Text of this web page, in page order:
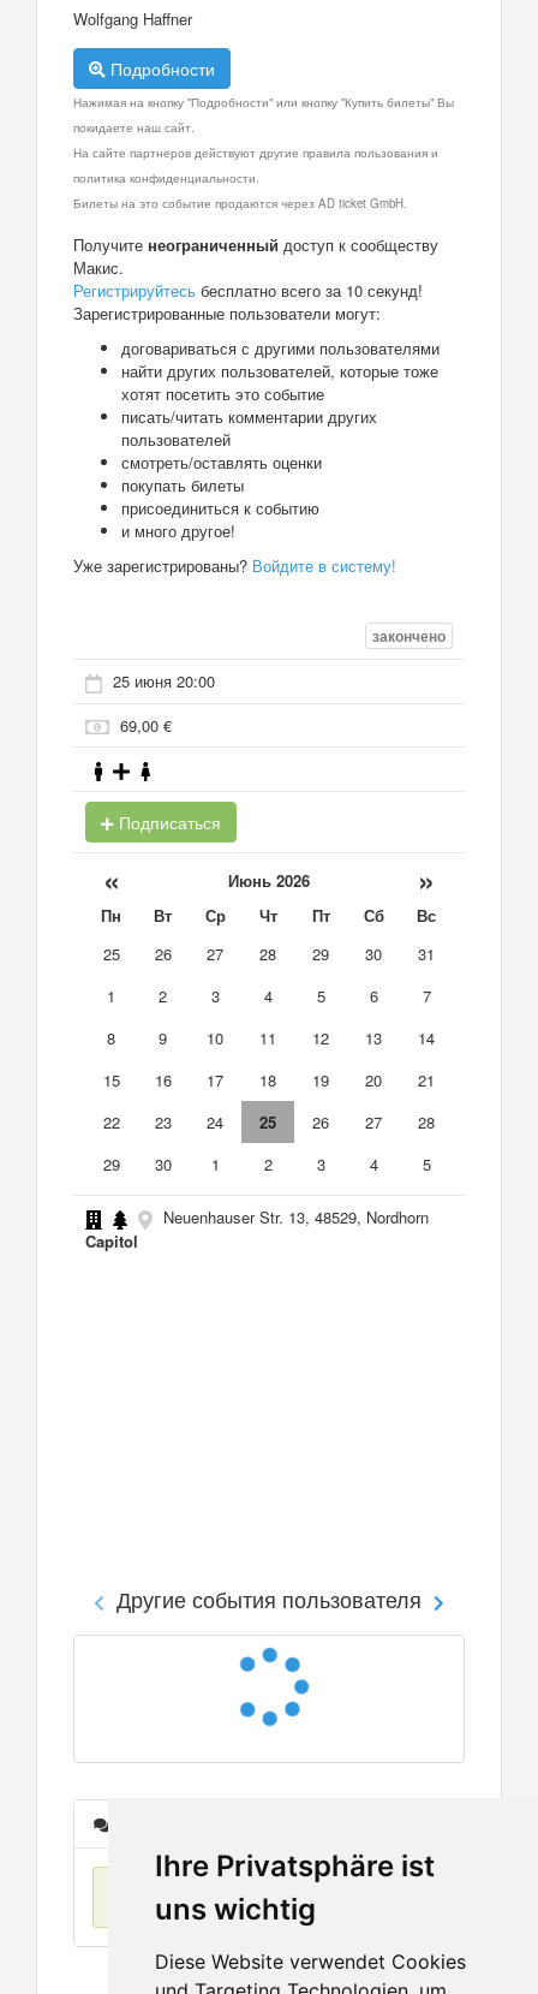
Ihre Privatsphäre ist
uns wichtig
Diese Website verwendet Cookies
Wolfgang Haffner
Подробности
Нажимая на кнопку "Подробности" или кнопку "Купить билеты" Вы
покидаете наш сайт.
На сайте партнеров действуют другие правила пользования и
политика конфиденциальности.
Билеты на это событие продаются через AD ticket GmbH.
Получите неограниченный доступ к сообществу
Макис.
Регистрируйтесь бесплатно всего за 10 секунд!
Зарегистрированные пользователи могут:
договариваться с другими пользователями
найти других пользователей, которые тоже
хотят посетить это событие
писать/читать комментарии других
пользователей
смотреть/оставлять оценки
покупать билеты
присоединиться к событию
и много другое!
Уже зарегистрированы? Войдите в систему!
закончено
25 июня 20:00
69,00 €
Подписаться
« Июнь 2026 »
Пн Вт Ср Чт Пт Сб
Вс
25
26 27 28 29 30
31
1
2 3 4 5 6
7
8
9 10 11 12 13
14
15
16 17 18 19 20
21
22
23 24 25 26 27
28
29
30 1 2 3 4 5
Neuenhauser Str. 13, 48529, Nordhorn
Capitol
Другие события пользователя